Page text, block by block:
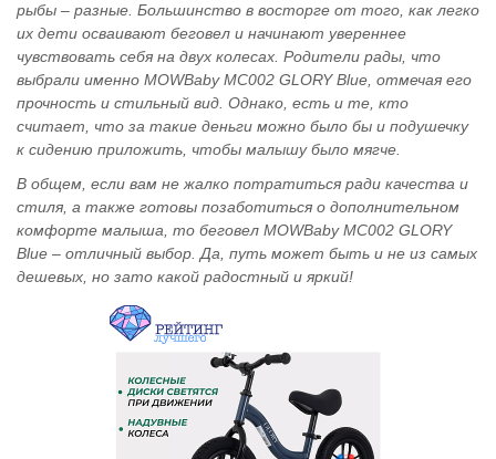
рыбы – разные. Большинство в восторге от того, как легко
их дети осваивают беговел и начинают увереннее
чувствовать себя на двух колесах. Родители рады, что
выбрали именно MOWBaby MC002 GLORY Blue, отмечая его
прочность и стильный вид. Однако, есть и те, кто
считает, что за такие деньги можно было бы и подушечку
к сидению приложить, чтобы малышу было мягче.
В общем, если вам не жалко потратиться ради качества и
стиля, а также готовы позаботиться о дополнительном
комфорте малыша, то беговел MOWBaby MC002 GLORY
Blue – отличный выбор. Да, путь может быть и не из самых
дешевых, но зато какой радостный и яркий!